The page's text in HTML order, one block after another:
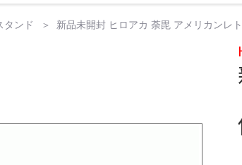
タンド 新品未開封 ヒロアカ 荼毘 アメリカンレ